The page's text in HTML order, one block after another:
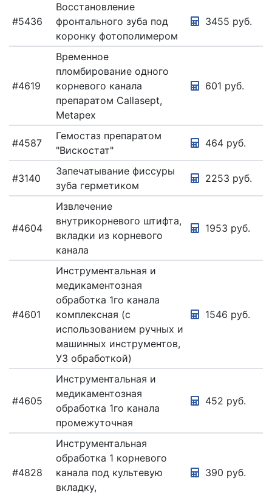
#5436
Восстановление
фронтального зуба под
коронку фотополимером
3455 руб.
#4619
Временное
пломбирование одного
корневого канала
препаратом Callasept,
Metapex
601 руб.
#4587
Гемостаз препаратом
"Вискостат"
464 руб.
#3140
Запечатывание фиссуры
зуба герметиком
2253 руб.
#4604
Извлечение
внутрикорневого штифта,
вкладки из корневого
канала
1953 руб.
#4601
Инструментальная и
медикаментозная
обработка 1го канала
комплексная (с
использованием ручных и
машинных инструментов,
УЗ обработкой)
1546 руб.
#4605
Инструментальная и
медикаментозная
обработка 1го канала
промежуточная
452 руб.
#4828
Инструментальная
обработка 1 корневого
канала под культевую
вкладку,
390 руб.